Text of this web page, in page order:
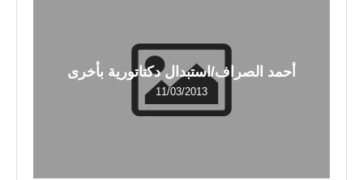
أحمد الصراف/استبدال دكتاتورية بأخرى
11/03/2013